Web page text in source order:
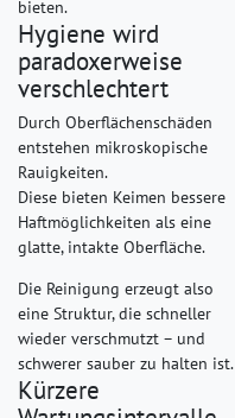
bieten.
Hygiene wird
paradoxerweise
verschlechtert
Durch Oberflächenschäden
entstehen mikroskopische
Rauigkeiten.
Diese bieten Keimen bessere
Haftmöglichkeiten als eine
glatte, intakte Oberfläche.
Die Reinigung erzeugt also
eine Struktur, die schneller
wieder verschmutzt – und
schwerer sauber zu halten ist.
Kürzere